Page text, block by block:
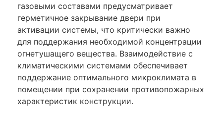
газовыми составами предусматривает
герметичное закрывание двери при
активации системы, что критически важно
для поддержания необходимой концентрации
огнетушащего вещества. Взаимодействие с
климатическими системами обеспечивает
поддержание оптимального микроклимата в
помещении при сохранении противопожарных
характеристик конструкции.